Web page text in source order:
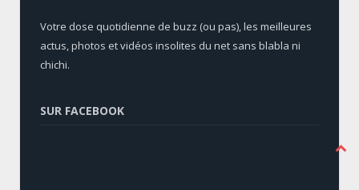
Votre dose quotidienne de buzz (ou pas), les meilleures
actus, photos et vidéos insolites du net sans blabla ni
chichi.
SUR FACEBOOK